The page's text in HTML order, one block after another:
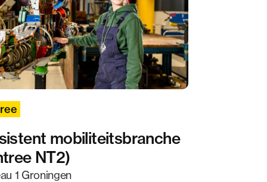
Sluit
dialog
mobiliteitsbranche
NT2)
1 Groningen